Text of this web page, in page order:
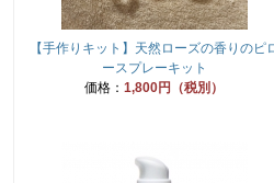
【手作りキット】天然ローズの香りのピ
ースプレーキット
価格： 1,800円（税別）